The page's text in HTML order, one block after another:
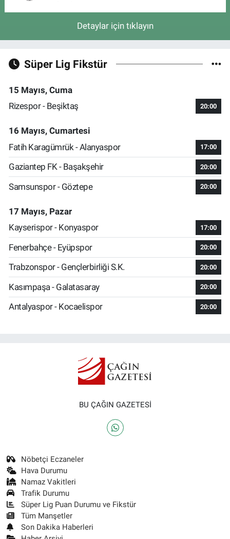
Detaylar için tıklayın
Süper Lig Fikstür
15 Mayıs, Cuma
Rizespor - Beşiktaş
20:00
16 Mayıs, Cumartesi
Fatih Karagümrük - Alanyaspor
17:00
Gaziantep FK - Başakşehir 20:00
Samsunspor - Göztepe 20:00
17 Mayıs, Pazar
Kayserispor - Konyaspor
17:00
Fenerbahçe - Eyüpspor 20:00
Trabzonspor - Gençlerbirliği S.K. 20:00
Kasımpaşa - Galatasaray 20:00
Antalyaspor - Kocaelispor 20:00
BU ÇAĞIN GAZETESİ
Nöbetçi Eczaneler
Hava Durumu
Namaz Vakitleri
Trafik Durumu
Süper Lig Puan Durumu ve Fikstür
Tüm Manşetler
Son Dakika Haberleri